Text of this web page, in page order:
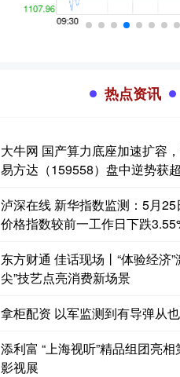
热点资讯
大牛网 国产算力底座加速扩容
易方达（159558）盘中逆势获
泸深在线 新华指数监测：5月
价格指数较前一工作日下跌
东方财通 佳话现场丨“体验经济
尖”技艺点亮消费新场景
拿柜配资 以军监测到有导弹从
添利富 “上海视听”精品组团亮
影视展